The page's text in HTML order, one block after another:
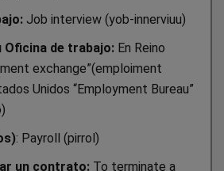
Job interview (yob-innerviuu)
Oficina de trabajo: En Reino
exchange”(emploiment
Unidos “Employment Bureau”
: Payroll (pirrol)
un contrato: To terminate a